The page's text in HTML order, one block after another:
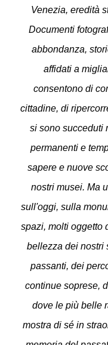
Venezia, eredità
Documenti
abbondanza,
affidati a
consentono di
cittadine, di
si sono succeduti
permanenti e
sapere e nuove
nostri musei. Ma
sull'oggi, sulla
spazi, molti oggetto
bellezza dei nostri
passanti, dei
continue soprese,
dove le più belle
mostra di sé in